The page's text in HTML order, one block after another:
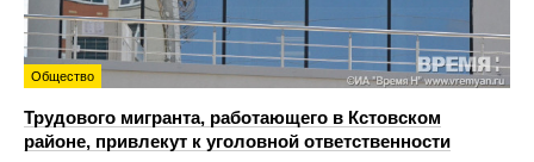
Общество
Трудового мигранта, работающего в Кстовском
районе, привлекут к уголовной ответственности